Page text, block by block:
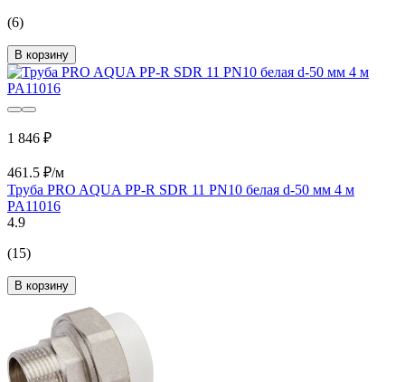
(6)
В корзину
1 846 ₽
461.5 ₽/м
Труба PRO AQUA PP-R SDR 11 PN10 белая d-50 мм 4 м
PA11016
4.9
(15)
В корзину